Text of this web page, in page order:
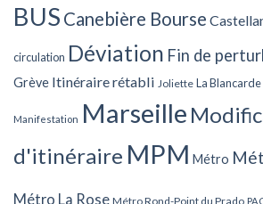
BUS Canebière Bourse
circulation Déviation Fin de
Grève Itinéraire rétabli Joliette La Blancarde
Manifestation Marseille
d'itinéraire MPM Métro
Métro La Rose Métro Rond-Point du Prado